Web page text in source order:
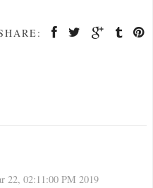
22, 02:11:00 PM 2019